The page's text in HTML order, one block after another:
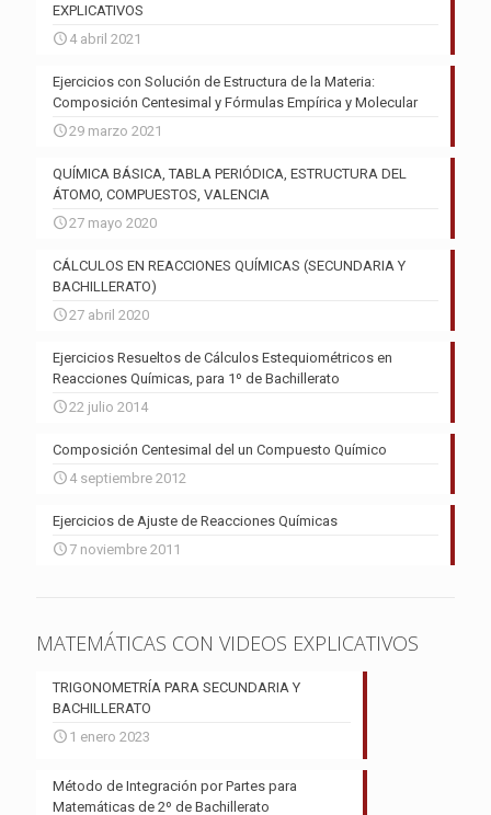
EXPLICATIVOS
4 abril 2021
Ejercicios con Solución de Estructura de la Materia:
Composición Centesimal y Fórmulas Empírica y Molecular
29 marzo 2021
QUÍMICA BÁSICA, TABLA PERIÓDICA, ESTRUCTURA DEL
ÁTOMO, COMPUESTOS, VALENCIA
27 mayo 2020
CÁLCULOS EN REACCIONES QUÍMICAS (SECUNDARIA Y
BACHILLERATO)
27 abril 2020
Ejercicios Resueltos de Cálculos Estequiométricos en
Reacciones Químicas, para 1º de Bachillerato
22 julio 2014
Composición Centesimal del un Compuesto Químico
4 septiembre 2012
Ejercicios de Ajuste de Reacciones Químicas
7 noviembre 2011
MATEMÁTICAS CON VIDEOS EXPLICATIVOS
TRIGONOMETRÍA PARA SECUNDARIA Y
BACHILLERATO
1 enero 2023
Método de Integración por Partes para
Matemáticas de 2º de Bachillerato